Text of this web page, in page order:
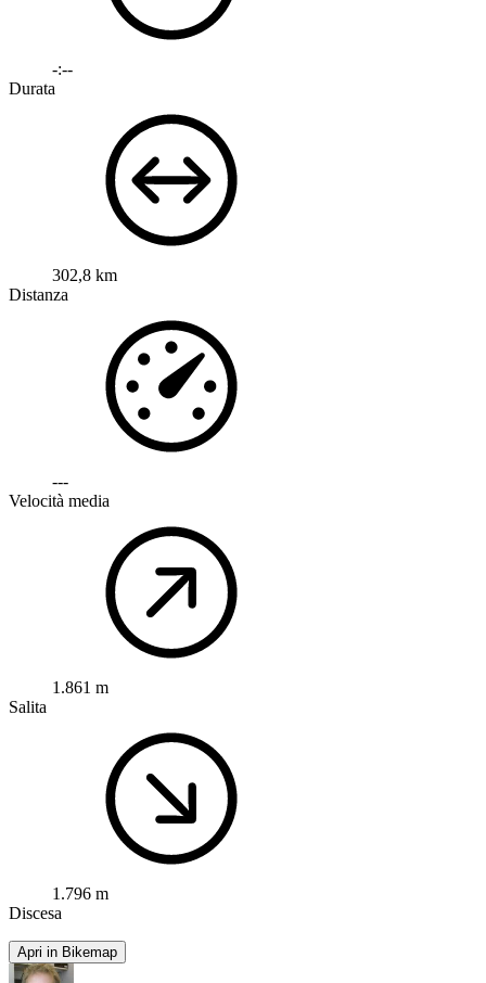
-:--
Durata
302,8 km
Distanza
---
Velocità media
1.861 m
Salita
1.796 m
Discesa
Apri in Bikemap